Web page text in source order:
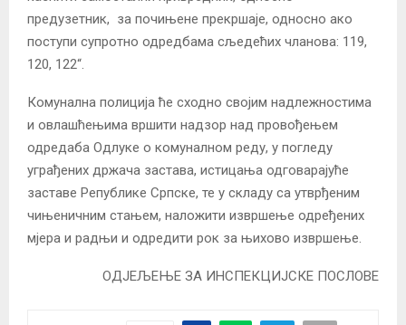
предузетник, за почињене прекршаје, односно ако
поступи супротно одредбама сљедећих чланова: 119,
120, 122“.
Комунална полиција ће сходно својим надлежностима
и овлашћењима вршити надзор над провођењем
одредаба Одлуке о комуналном реду, у погледу
уграђених држача застава, истицања одговарајуће
заставе Републике Српске, те у складу са утврђеним
чињеничним стањем, наложити извршење одређених
мјера и радњи и одредити рок за њихово извршење.
ОДЈЕЉЕЊЕ ЗА ИНСПЕКЦИЈСКЕ ПОСЛОВЕ­­­­­­­­­­